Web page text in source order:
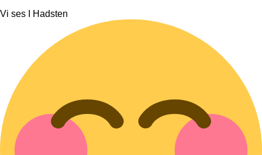
Vi ses I Hadsten